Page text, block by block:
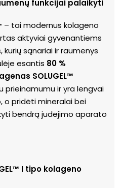
funkcijai palaikyti
– tai modernus kolageno
aktyviai gyvenantiems
sąnariai ir raumenys
esantis 80 %
SOLUGEL™
prieinamumu ir yra lengvai
o pridėti mineralai bei
bendrą judėjimo aparato
I tipo kolageno